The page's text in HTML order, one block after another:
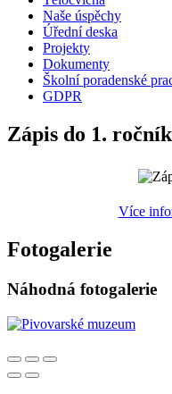
Naše úspěchy
Úřední deska
Projekty
Dokumenty
Školní poradenské
GDPR
Zápis do 1.
Více
Fotogalerie
Náhodná fotogalerie